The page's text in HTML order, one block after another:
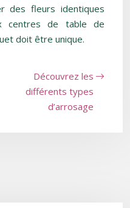
des fleurs identiques
centres de table de
doit être unique.
Découvrez les
différents types
d’arrosage